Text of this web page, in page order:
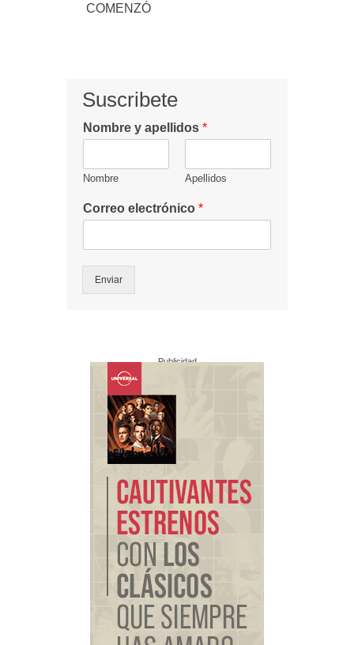
COMENZÓ
Suscribete
Nombre y apellidos *
Nombre Apellidos
Correo electrónico *
Enviar
Publicidad